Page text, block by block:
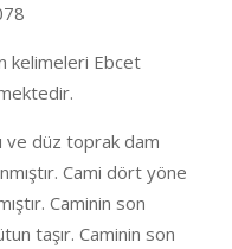
kelimeleri Ebcet
ve düz toprak dam
Cami dört yöne
Caminin son
taşır. Caminin son